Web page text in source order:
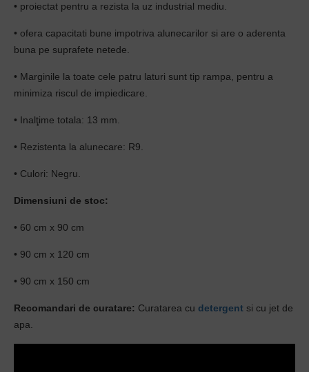
• proiectat pentru a rezista la uz industrial mediu.
• ofera capacitati bune impotriva alunecarilor si are o aderenta
buna pe suprafete netede.
• Marginile la toate cele patru laturi sunt tip rampa, pentru a
minimiza riscul de impiedicare.
• Inalţime totala: 13 mm.
• Rezistenta la alunecare: R9.
• Culori: Negru.
Dimensiuni de stoc:
• 60 cm x 90 cm
• 90 cm x 120 cm
• 90 cm x 150 cm
Recomandari de curatare: Curatarea cu detergent si cu jet de
apa.